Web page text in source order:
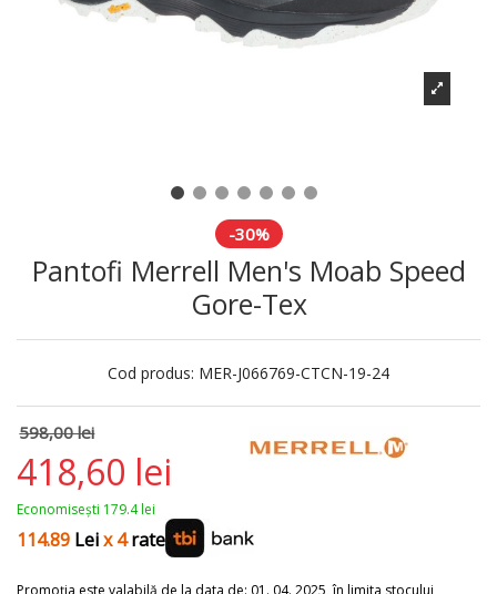
-30%
Pantofi Merrell Men's Moab Speed
Gore-Tex
Cod produs: MER-J066769-CTCN-19-24
418,60 lei
598,00 lei
Economisești 179.4 lei
114.89 Leix 4rate
Promoția este valabilă de la data de: 01. 04. 2025, în limita stocului